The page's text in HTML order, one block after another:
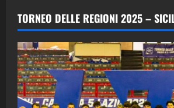
2
“SportEmpire” in
(Martedi 28 Aprile
28/04/2026
"SportEmpire" in
“SportEmpire” in
(Martedi 21 Aprile
TORNEO DELLE REGIONI 2025 –